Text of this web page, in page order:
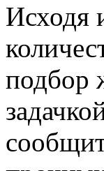
Исходя
подбор